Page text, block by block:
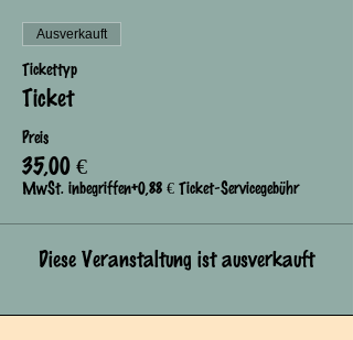
Ausverkauft
Tickettyp
Ticket
Preis
35,00 €
MwSt. inbegriffen+0,88 € Ticket-Servicegebühr
Diese Veranstaltung ist ausverkauft